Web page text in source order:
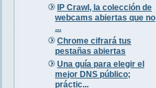
IP Crawl, la colección de
webcams abiertas que no
...
Chrome cifrará tus
pestañas abiertas
Una guía para elegir el
mejor DNS público;
práctic...